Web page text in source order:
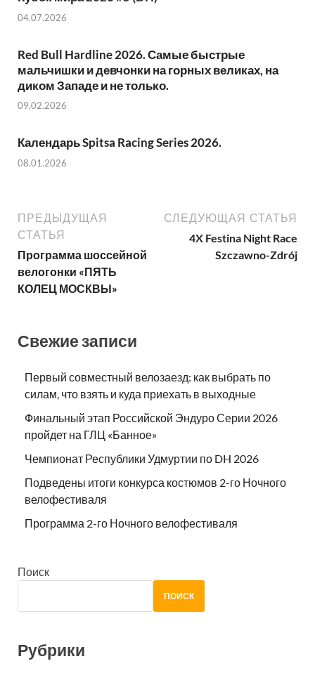
04.07.2026
Red Bull Hardline 2026. Самые быстрые
мальчишки и девчонки на горных великах, на
диком Западе и не только.
09.02.2026
Календарь Spitsa Racing Series 2026.
08.01.2026
ПРЕДЫДУЩАЯ
СТАТЬЯ
Программа шоссейной
велогонки «ПЯТЬ
КОЛЕЦ МОСКВЫ»
СЛЕДУЮЩАЯ СТАТЬЯ
4X Festina Night Race
Szczawno-Zdrój
Свежие записи
Первый совместный велозаезд: как выбрать по
силам, что взять и куда приехать в выходные
Финальный этап Российской Эндуро Серии 2026
пройдет на ГЛЦ «Банное»
Чемпионат Республики Удмуртии по DH 2026
Подведены итоги конкурса костюмов 2-го Ночного
велофестиваля
Программа 2-го Ночного велофестиваля
Поиск
ПОИСК
Рубрики